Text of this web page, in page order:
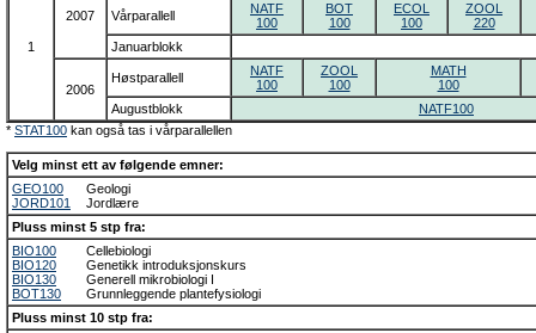
1
2007 Vårparallell
NATF
100
BOT
100
ECOL
100
ZOOL
220
Januarblokk
2006
Høstparallell
NATF
100
ZOOL
100
MATH
100
Augustblokk
NATF100
* STAT100 kan også tas i vårparallellen
Velg minst ett av følgende emner:
GEO100
Geologi
JORD101
Jordlære
Pluss minst 5 stp fra:
BIO100
Cellebiologi
BIO120
Genetikk introduksjonskurs
BIO130
Generell mikrobiologi I
BOT130
Grunnleggende plantefysiologi
Pluss minst 10 stp fra: